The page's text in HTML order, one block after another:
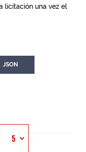
licitación una vez el
JSON